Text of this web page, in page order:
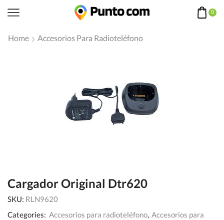
0
Home Accesorios Para Radioteléfono
Cargador Original Dtr620
SKU: RLN9620
Categories: Accesorios para radioteléfono, Accesorios para